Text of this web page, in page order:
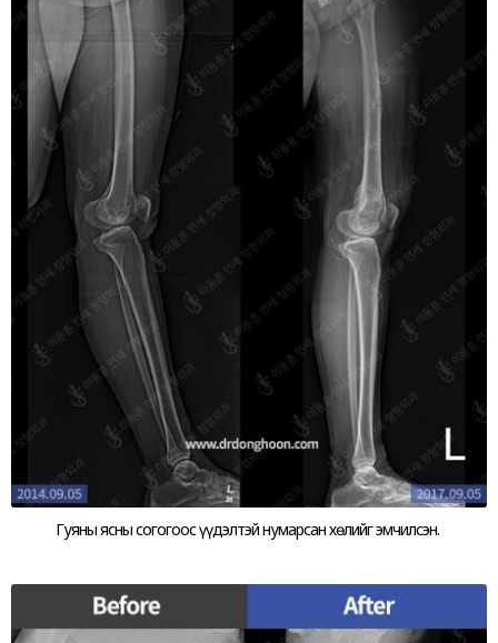
Гуяны ясны согогоос үүдэлтэй нумарсан хөлийг эмчилсэн.